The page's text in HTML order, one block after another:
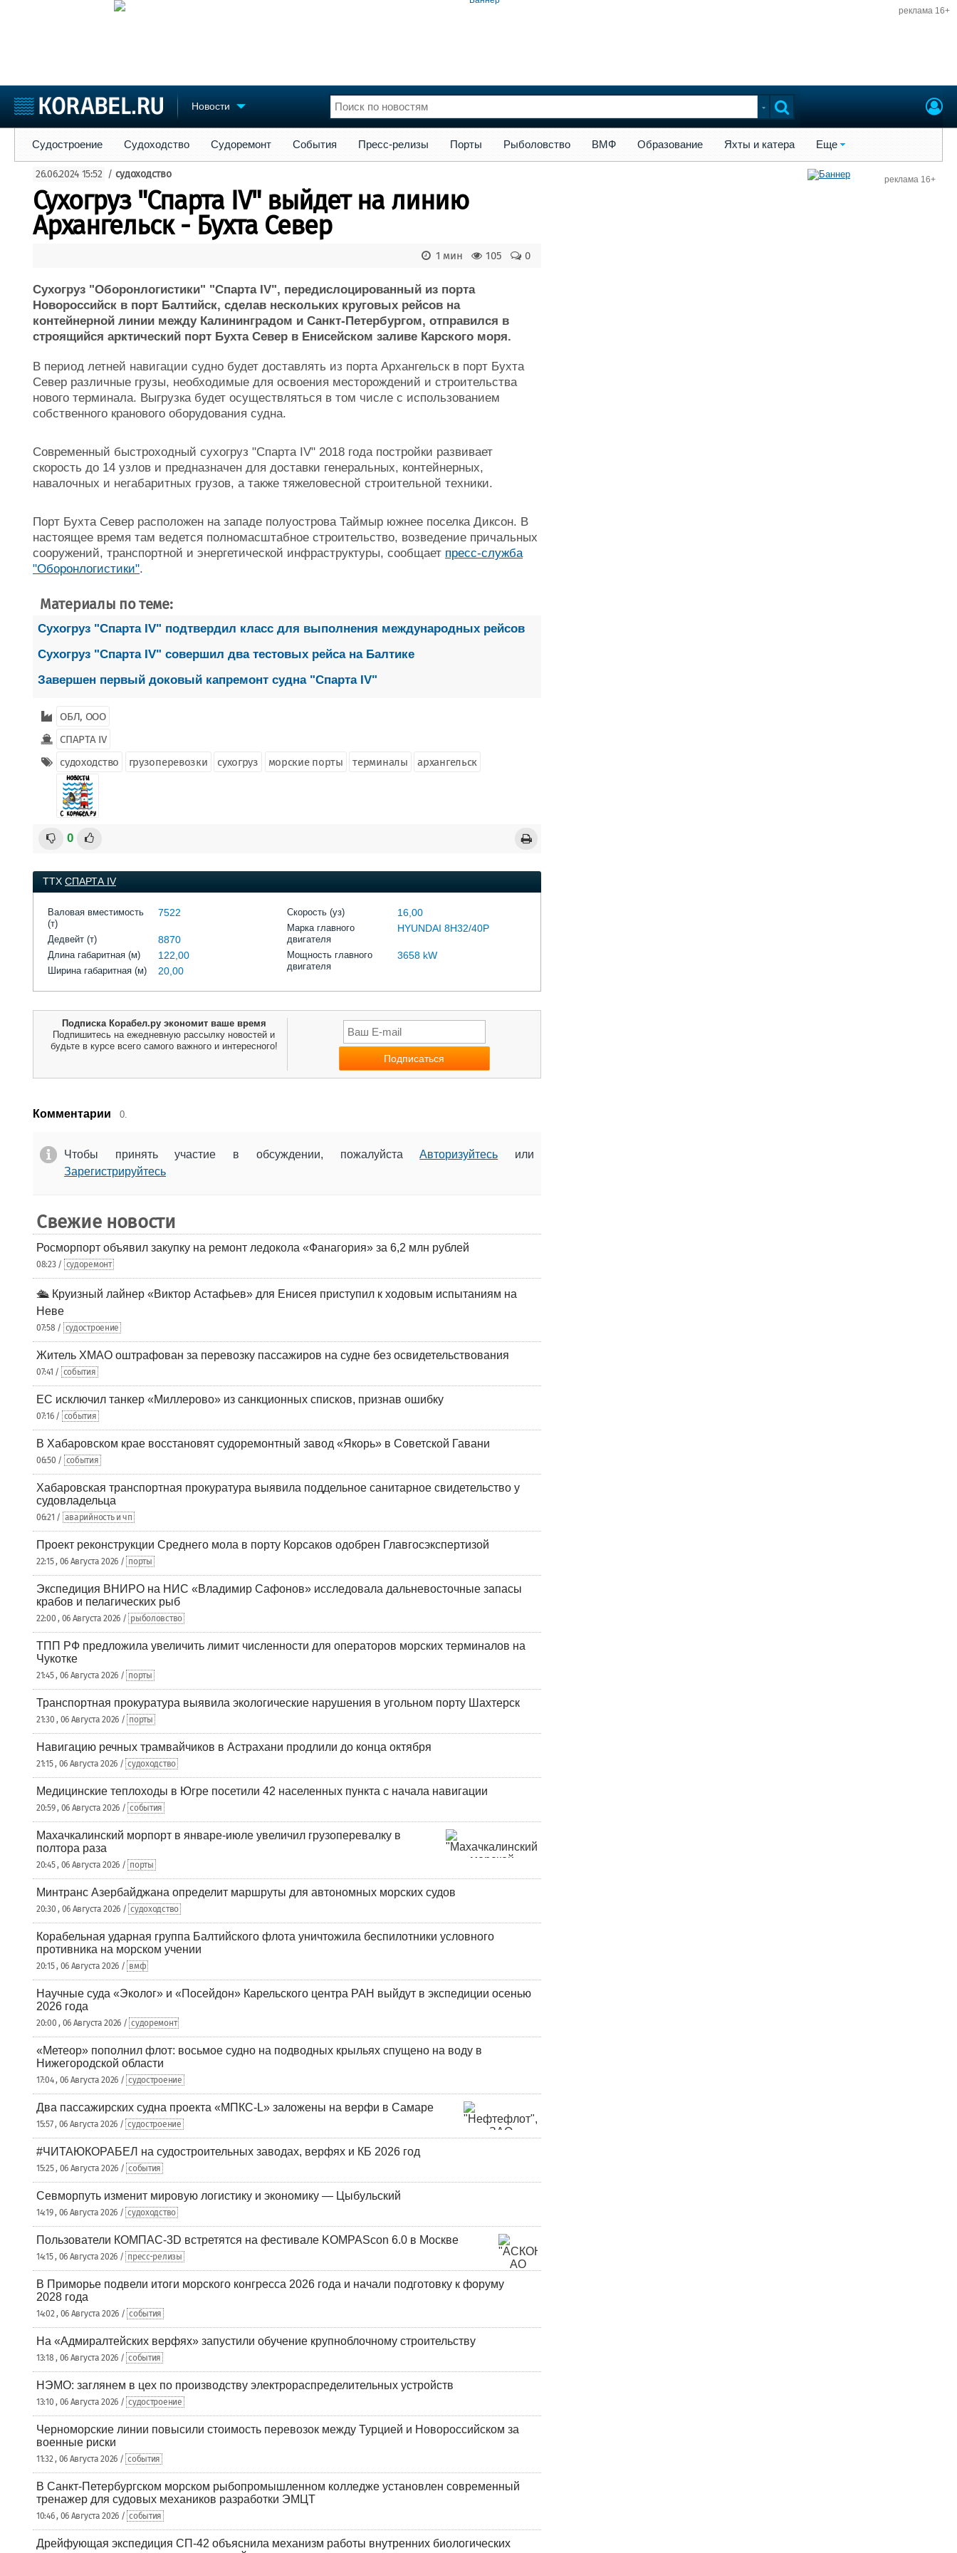
реклама 16+
Новости
Судостроение
Пульс
Новости
Компании
Репутация
Журнал
Реклама
Торговая площадка
Доска объявлений
Продажа флота
Оборудование
Изделия
Конференции
Личности
Словарь
Флот
Форум
Судостроение Судоходство Судоремонт События Пресс-релизы Порты Рыболовство ВМФ Образование Яхты и катера Еще
26.06.2024 15:52 / судоходство
Сухогруз "Спарта IV" выйдет на линию
Архангельск - Бухта Север
0
105
1 мин
Сухогруз "Оборонлогистики" "Спарта IV", передислоцированный из порта
Новороссийск в порт Балтийск, сделав нескольких круговых рейсов на
контейнерной линии между Калининградом и Санкт-Петербургом, отправился в
строящийся арктический порт Бухта Север в Енисейском заливе Карского моря.
В период летней навигации судно будет доставлять из порта Архангельск в порт Бухта
Север различные грузы, необходимые для освоения месторождений и строительства
нового терминала. Выгрузка будет осуществляться в том числе с использованием
собственного кранового оборудования судна.
Современный быстроходный сухогруз "Спарта IV" 2018 года постройки развивает
скорость до 14 узлов и предназначен для доставки генеральных, контейнерных,
навалочных и негабаритных грузов, а также тяжеловесной строительной техники.
Порт Бухта Север расположен на западе полуострова Таймыр южнее поселка Диксон. В
настоящее время там ведется полномасштабное строительство, возведение причальных
сооружений, транспортной и энергетической инфраструктуры, сообщает пресс-служба
"Оборонлогистики".
Материалы по теме:
Сухогруз "Спарта IV" подтвердил класс для выполнения международных рейсов
Сухогруз "Спарта IV" совершил два тестовых рейса на Балтике
Завершен первый доковый капремонт судна "Спарта IV"
ОБЛ, ООО
СПАРТА IV
судоходство
грузоперевозки сухогруз морские порты терминалы архангельск
0
ТТХ СПАРТА IV
Валовая вместимость
(т)
7522
Дедвейт (т) 8870
Длина габаритная (м) 122,00
Ширина габаритная (м) 20,00
Скорость (уз) 16,00
Марка главного
двигателя
HYUNDAI 8H32/40P
Мощность главного
двигателя
3658 kW
Подписка Корабел.ру экономит ваше время
Подпишитесь на ежедневную рассылку новостей и
будьте в курсе всего самого важного и интересного!
Комментарии 0.
Чтобы принять участие в обсуждении, пожалуйстаАвторизуйтесь или
Зарегистрируйтесь
Свежие новости
Росморпорт объявил закупку на ремонт ледокола «Фанагория» за 6,2 млн рублей
08:23 / судоремонт
🛳️ Круизный лайнер «Виктор Астафьев» для Енисея приступил к ходовым испытаниям на
Неве
07:58 / судостроение
Житель ХМАО оштрафован за перевозку пассажиров на судне без освидетельствования
07:41 / события
ЕС исключил танкер «Миллерово» из санкционных списков, признав ошибку
07:16 / события
В Хабаровском крае восстановят судоремонтный завод «Якорь» в Советской Гавани
06:50 / события
Хабаровская транспортная прокуратура выявила поддельное санитарное свидетельство у
судовладельца
06:21 / аварийность и чп
Проект реконструкции Среднего мола в порту Корсаков одобрен Главгосэкспертизой
22:15 , 06 Августа 2026 / порты
Экспедиция ВНИРО на НИС «Владимир Сафонов» исследовала дальневосточные запасы
крабов и пелагических рыб
22:00 , 06 Августа 2026 / рыболовство
ТПП РФ предложила увеличить лимит численности для операторов морских терминалов на
Чукотке
21:45 , 06 Августа 2026 / порты
Транспортная прокуратура выявила экологические нарушения в угольном порту Шахтерск
21:30 , 06 Августа 2026 / порты
Навигацию речных трамвайчиков в Астрахани продлили до конца октября
21:15 , 06 Августа 2026 / судоходство
Медицинские теплоходы в Югре посетили 42 населенных пункта с начала навигации
20:59 , 06 Августа 2026 / события
Махачкалинский морпорт в январе-июле увеличил грузоперевалку в
полтора раза
20:45 , 06 Августа 2026 / порты
Минтранс Азербайджана определит маршруты для автономных морских судов
20:30 , 06 Августа 2026 / судоходство
Корабельная ударная группа Балтийского флота уничтожила беспилотники условного
противника на морском учении
20:15 , 06 Августа 2026 / вмф
Научные суда «Эколог» и «Посейдон» Карельского центра РАН выйдут в экспедиции осенью
2026 года
20:00 , 06 Августа 2026 / судоремонт
«Метеор» пополнил флот: восьмое судно на подводных крыльях спущено на воду в
Нижегородской области
17:04 , 06 Августа 2026 / судостроение
Два пассажирских судна проекта «МПКС-L» заложены на верфи в Самаре
15:57 , 06 Августа 2026 / судостроение
#ЧИТАЮКОРАБЕЛ на судостроительных заводах, верфях и КБ 2026 год
15:25 , 06 Августа 2026 / события
Севморпуть изменит мировую логистику и экономику — Цыбульский
14:19 , 06 Августа 2026 / судоходство
Пользователи КОМПАС-3D встретятся на фестивале KOMPAScon 6.0 в Москве
14:15 , 06 Августа 2026 / пресс-релизы
В Приморье подвели итоги морского конгресса 2026 года и начали подготовку к форуму
2028 года
14:02 , 06 Августа 2026 / события
На «Адмиралтейских верфях» запустили обучение крупноблочному строительству
13:18 , 06 Августа 2026 / события
НЭМО: заглянем в цех по производству электрораспределительных устройств
13:10 , 06 Августа 2026 / судостроение
Черноморские линии повысили стоимость перевозок между Турцией и Новороссийском за
военные риски
11:32 , 06 Августа 2026 / события
В Санкт-Петербургском морском рыбопромышленном колледже установлен современный
тренажер для судовых механиков разработки ЭМЦТ
10:46 , 06 Августа 2026 / события
Дрейфующая экспедиция СП-42 объяснила механизм работы внутренних биологических
реклама 16+